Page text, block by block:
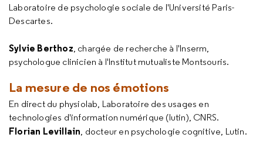
Laboratoire de psychologie sociale de l'Université Paris-
Descartes.
Sylvie Berthoz, chargée de recherche à l'Inserm,
psychologue clinicien à l'Institut mutualiste Montsouris.
La mesure de nos émotions
En direct du physiolab, Laboratoire des usages en
technologies d'information numérique (lutin), CNRS.
Florian Levillain, docteur en psychologie cognitive, Lutin.